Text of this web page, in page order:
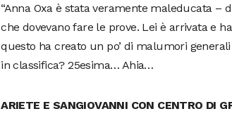
“Anna Oxa è stata veramente maleducata –
che dovevano fare le prove. Lei è arrivata e
questo ha creato un po’ di malumori
in classifica? 25esima… Ahia…
ARIETE E SANGIOVANNI CON CENTRO DI